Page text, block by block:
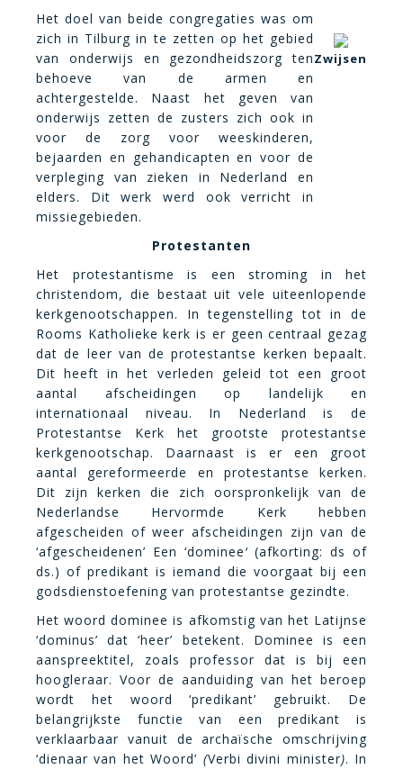
Het doel van beide congregaties was om
zich in Tilburg in te zetten op het gebied
van onderwijs en gezondheidszorg ten
behoeve van de armen en
achtergestelde. Naast het geven van
onderwijs zetten de zusters zich ook in
voor de zorg voor weeskinderen,
bejaarden en gehandicapten en voor de
verpleging van zieken in Nederland en
elders. Dit werk werd ook verricht in
missiegebieden.
Zwijsen
Protestanten
Het protestantisme is een stroming in het
christendom, die bestaat uit vele uiteenlopende
kerkgenootschappen. In tegenstelling tot in de
Rooms Katholieke kerk is er geen centraal gezag
dat de leer van de protestantse kerken bepaalt.
Dit heeft in het verleden geleid tot een groot
aantal afscheidingen op landelijk en
internationaal niveau. In Nederland is de
Protestantse Kerk het grootste protestantse
kerkgenootschap. Daarnaast is er een groot
aantal gereformeerde en protestantse kerken.
Dit zijn kerken die zich oorspronkelijk van de
Nederlandse Hervormde Kerk hebben
afgescheiden of weer afscheidingen zijn van de
‘afgescheidenen’ Een ‘dominee‘ (afkorting: ds of
ds.) of predikant is iemand die voorgaat bij een
godsdienstoefening van protestantse gezindte.
Het woord dominee is afkomstig van het Latijnse
‘dominus’ dat ‘heer’ betekent. Dominee is een
aanspreektitel, zoals professor dat is bij een
hoogleraar. Voor de aanduiding van het beroep
wordt het woord ‘predikant’ gebruikt. De
belangrijkste functie van een predikant is
verklaarbaar vanuit de archaïsche omschrijving
‘dienaar van het Woord’ (Verbi divini minister). In